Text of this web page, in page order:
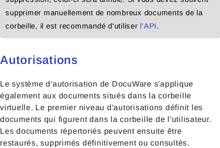
supprimer manuellement de nombreux documents de la
corbeille, il est recommandé d'utiliser l'API.
Autorisations
Le système d'autorisation de DocuWare s'applique
également aux documents situés dans la corbeille
virtuelle. Le premier niveau d'autorisations définit les
documents qui figurent dans la corbeille de l'utilisateur.
Les documents répertoriés peuvent ensuite être
restaurés, supprimés définitivement ou consultés.